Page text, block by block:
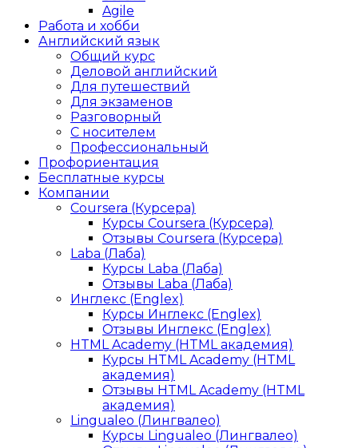
Agile
Работа и хобби
Английский язык
Общий курс
Деловой английский
Для путешествий
Для экзаменов
Разговорный
С носителем
Профессиональный
Профориентация
Бесплатные курсы
Компании
Coursera (Курсера)
Курсы Coursera (Курсера)
Отзывы Coursera (Курсера)
Laba (Лаба)
Курсы Laba (Лаба)
Отзывы Laba (Лаба)
Инглекс (Englex)
Курсы Инглекс (Englex)
Отзывы Инглекс (Englex)
HTML Academy (HTML академия)
Курсы HTML Academy (HTML
академия)
Отзывы HTML Academy (HTML
академия)
Lingualeo (Лингвалео)
Курсы Lingualeo (Лингвалео)